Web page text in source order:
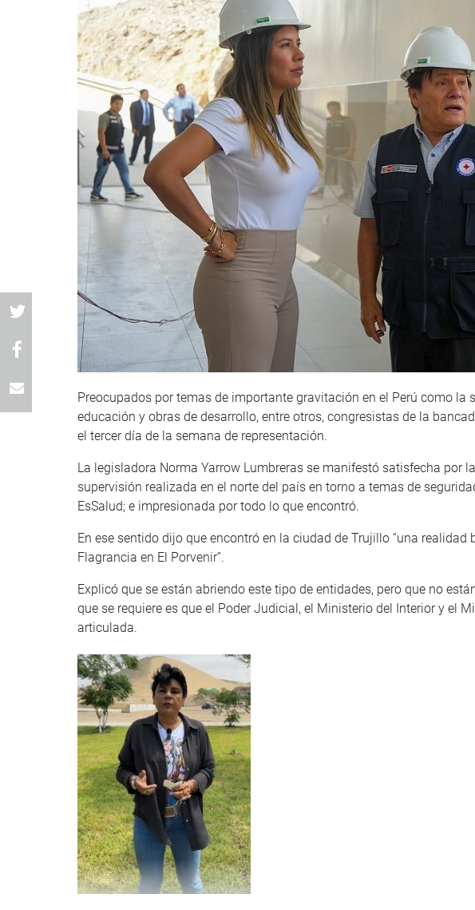
Preocupados por temas de importante gravitación en el Perú como la
educación y obras de desarrollo, entre otros, congresistas de la
el tercer día de la semana de representación.
La legisladora Norma Yarrow Lumbreras se manifestó satisfecha por
supervisión realizada en el norte del país en torno a temas de
EsSalud; e impresionada por todo lo que encontró.
En ese sentido dijo que encontró en la ciudad de Trujillo “una
Flagrancia en El Porvenir”.
Explicó que se están abriendo este tipo de entidades, pero que no
que se requiere es que el Poder Judicial, el Ministerio del Interior y el
articulada.